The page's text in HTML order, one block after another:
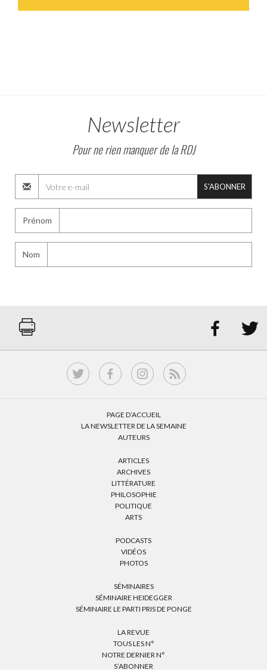
Newsletter
Pour ne rien manquer de la RDJ
S'ABONNER
Prénom
Nom
 
PAGE D’ACCUEIL
LA NEWSLETTER DE LA SEMAINE
AUTEURS
ARTICLES
ARCHIVES
LITTÉRATURE
PHILOSOPHIE
POLITIQUE
ARTS
PODCASTS
VIDÉOS
PHOTOS
SÉMINAIRES
SÉMINAIRE HEIDEGGER
SÉMINAIRE LE PARTI PRIS DE PONGE
LA REVUE
TOUS LES N°
NOTRE DERNIER N°
S’ABONNER